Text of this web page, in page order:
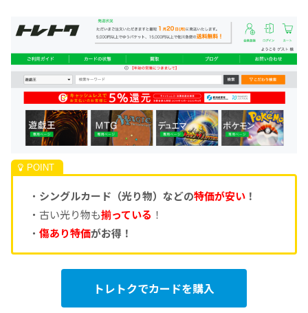
・ シングルカード（光り物）などの特価が安い！
・古い光り物も揃っている ！
・ 傷あり特価がお得！
トレトクでカードを購入